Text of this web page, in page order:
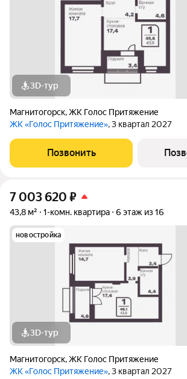
3D-тур
Магнитогорск,ЖК Голос Притяжение
ЖК «Голос Притяжение», 3 квартал 2027
Позвонить
7 003 620 ₽
43,8 м² 1-комн. квартира 6 этаж из 16
новостройка
3D-тур
Магнитогорск,ЖК Голос Притяжение
ЖК «Голос Притяжение», 3 квартал 2027